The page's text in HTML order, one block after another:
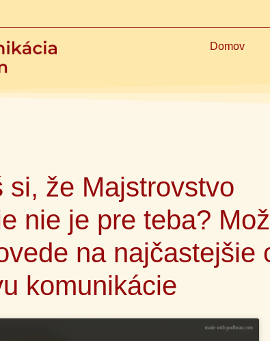
Domov
si, že Majstrovstvo
nie je pre teba?
na najčastejšie
komunikácie